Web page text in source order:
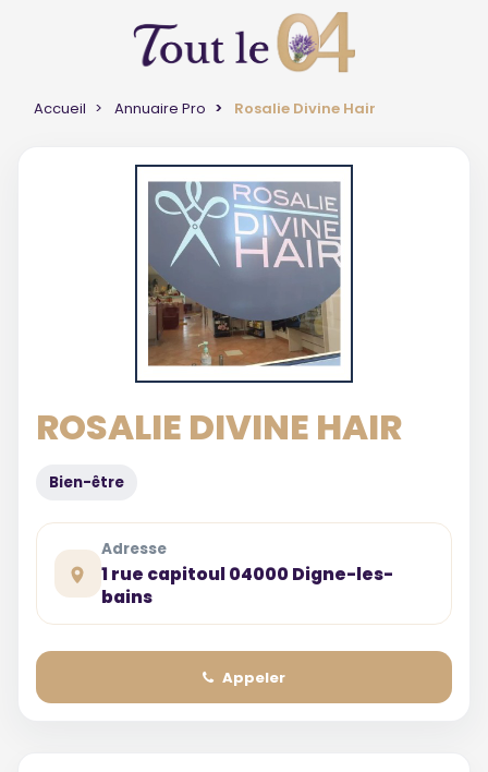
Accueil Annuaire Pro Rosalie Divine Hair
ROSALIE DIVINE HAIR
Bien-être
Adresse
1 rue capitoul 04000 Digne-les-
bains
Appeler